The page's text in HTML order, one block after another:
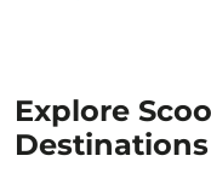
Explore
Destinations